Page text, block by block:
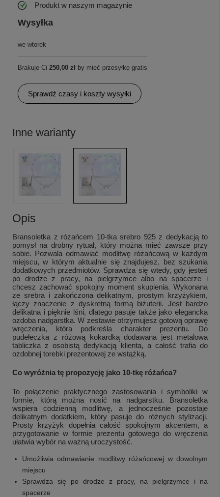
Produkt w naszym magazynie
Wysyłka
we wtorek
Brakuje Ci 250,00 zł by mieć przesyłkę gratis
Sprawdź czasy i koszty wysyłki
Inne warianty
Opis
Bransoletka z różańcem 10-tka srebro 925 z dedykacją to
pomysł na drobny rytuał, który można mieć zawsze przy
sobie. Pozwala odmawiać modlitwę różańcową w każdym
miejscu, w którym aktualnie się znajdujesz, bez szukania
dodatkowych przedmiotów. Sprawdza się wtedy, gdy jesteś
po drodze z pracy, na pielgrzymce albo na spacerze i
chcesz zachować spokojny moment skupienia. Wykonana
ze srebra i zakończona delikatnym, prostym krzyżykiem,
łączy znaczenie z dyskretną formą biżuterii. Jest bardzo
delikatna i pięknie lśni, dlatego pasuje także jako elegancka
ozdoba nadgarstka. W zestawie otrzymujesz gotową oprawę
wręczenia, która podkreśla charakter prezentu. Do
pudełeczka z różową kokardką dodawana jest metalowa
tabliczka z osobistą dedykacją klienta, a całość trafia do
ozdobnej torebki prezentowej ze wstążką.
Co wyróżnia tę propozycję jako 10-tkę różańca?
To połączenie praktycznego zastosowania i symboliki w
formie, którą można nosić na nadgarstku. Bransoletka
wspiera codzienną modlitwę, a jednocześnie pozostaje
delikatnym dodatkiem, który pasuje do różnych stylizacji.
Prosty krzyżyk dopełnia całość spokojnym akcentem, a
przygotowanie w formie prezentu gotowego do wręczenia
ułatwia wybór na ważną uroczystość.
Umożliwia odmawianie modlitwy różańcowej w dowolnym
miejscu
Sprawdza się po drodze z pracy, na pielgrzymce i na
spacerze